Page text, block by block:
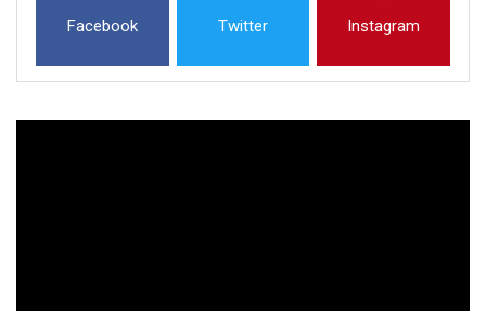
Facebook Twitter Instagram